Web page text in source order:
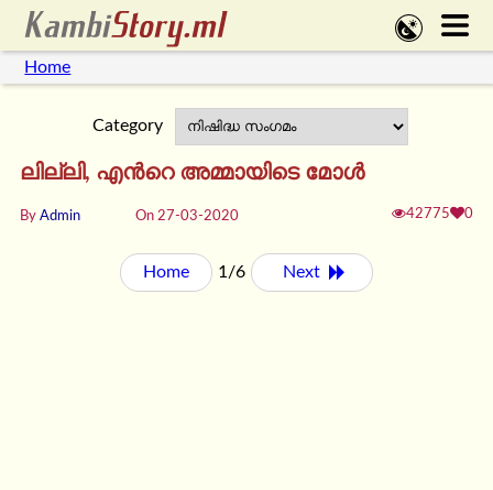
Home
Category
ലില്ലി, എന്‍റെ അമ്മായിടെ മോള്‍
By Admin On 27-03-2020 42775 0
Home 1/6 Next